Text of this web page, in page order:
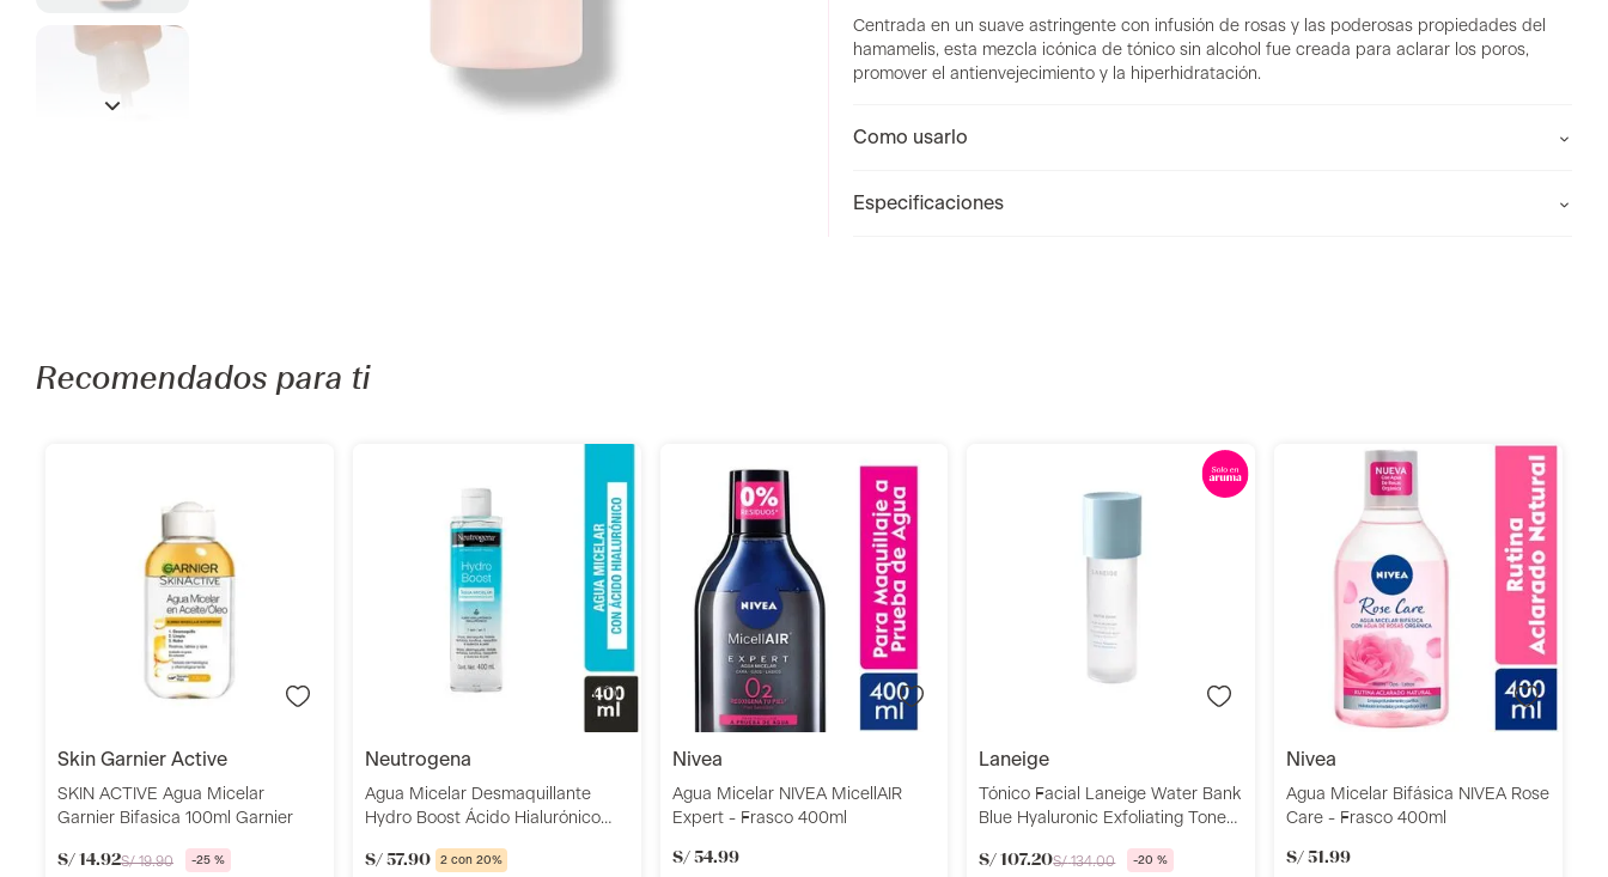
Centrada en un suave astringente con infusión de rosas y las poderosas propiedades del
hamamelis, esta mezcla icónica de tónico sin alcohol fue creada para aclarar los poros,
promover el antienvejecimiento y la hiperhidratación.
Como usarlo
Especificaciones
Recomendados para ti
Añadir
skin garnier active
SKIN ACTIVE Agua Micelar
Garnier Bifasica 100ml Garnier
S/ 14.92S/ 19.90 -25 %
Añadir
neutrogena
Agua Micelar Desmaquillante
Hydro Boost Ácido Hialurónico
S/ 57.90 2 con 20%
Añadir
nivea
Agua Micelar NIVEA MicellAIR
Expert - Frasco 400ml
S/ 54.99
Añadir
laneige
Tónico Facial Laneige Water Bank
Blue Hyaluronic Exfoliating Toner
S/ 107.20S/ 134.00 -20 %
Añadir
nivea
Agua Micelar Bifásica NIVEA Rose
Care - Frasco 400ml
S/ 51.99